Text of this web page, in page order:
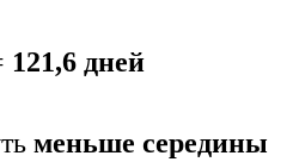
121,6 дней
меньше середины